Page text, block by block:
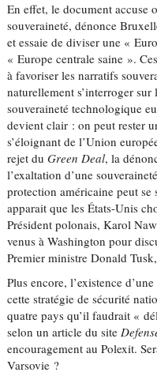
En effet, le document accuse
souveraineté, dénonce
et essaie de diviser une «
« Europe centrale saine ».
à favoriser les narratifs
naturellement s’interroger
souveraineté technologique
devient clair : on peut rester
s’éloignant de l’Union
rejet duGreen Deal, la
l’exaltation d’une
protection américaine peut
apparait que les États-Unis
Président polonais, Karol
venus à Washington pour
Premier ministre Donald
Plus encore, l’existence
cette stratégie de sécurité
quatre pays qu’il faudrait «
selon un article du site
encouragement au Polexit.
Varsovie ?